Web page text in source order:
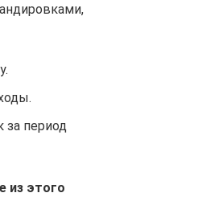
за период
из этого